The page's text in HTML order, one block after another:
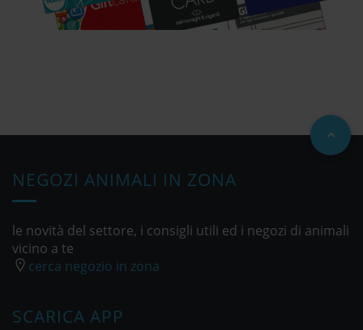
NEGOZI ANIMALI IN ZONA
le novità del settore, i consigli utili ed i negozi di animali
vicino a te
cerca negozio in zona
SCARICA APP